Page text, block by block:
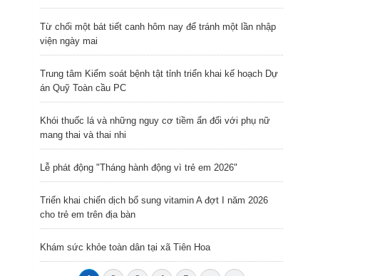
Từ chối một bát tiết canh hôm nay để tránh một lần nhập
viện ngày mai
Trung tâm Kiểm soát bệnh tật tỉnh triển khai kế hoạch Dự
án Quỹ Toàn cầu PC
Khói thuốc lá và những nguy cơ tiềm ẩn đối với phụ nữ
mang thai và thai nhi
Lễ phát động "Tháng hành động vì trẻ em 2026"
Triển khai chiến dịch bổ sung vitamin A đợt I năm 2026
cho trẻ em trên địa bàn
Khám sức khỏe toàn dân tại xã Tiên Hoa